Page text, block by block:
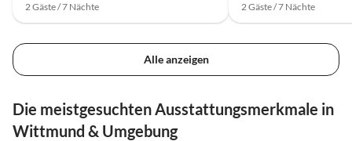
2 Gäste / 7 Nächte 2 Gäste / 7 Nächte
Alle anzeigen
Die meistgesuchten Ausstattungsmerkmale in
Wittmund & Umgebung